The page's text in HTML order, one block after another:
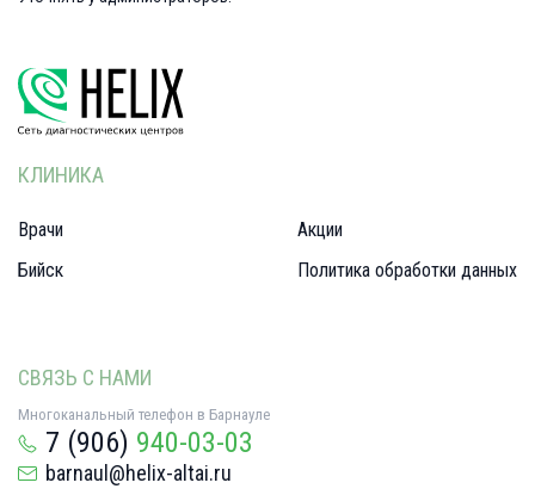
КЛИНИКА
Врачи
Акции
Бийск
Политика обработки данных
СВЯЗЬ С НАМИ
Многоканальный телефон в Барнауле
7 (906) 940-03-03
barnaul@helix-altai.ru